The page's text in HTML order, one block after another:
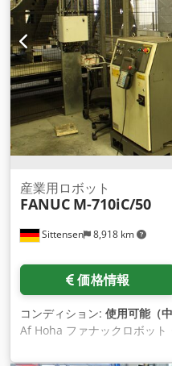
Sittensen 8,918 km
産業用ロボット
FANUC M-710iC/50
価格情報
コンディション: 使用可能（中
Af Hoha ファナックロボッ
2.050 mm 可搬重量 50 kg 最